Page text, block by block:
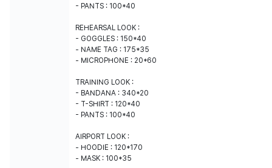
- PANTS : 100*40
REHEARSAL LOOK :
- GOGGLES : 150*40
- NAME TAG : 175*35
- MICROPHONE : 20*60
TRAINING LOOK :
- BANDANA : 340*20
- T-SHIRT : 120*40
- PANTS : 100*40
AIRPORT LOOK :
- HOODIE : 120*170
- MASK : 100*35